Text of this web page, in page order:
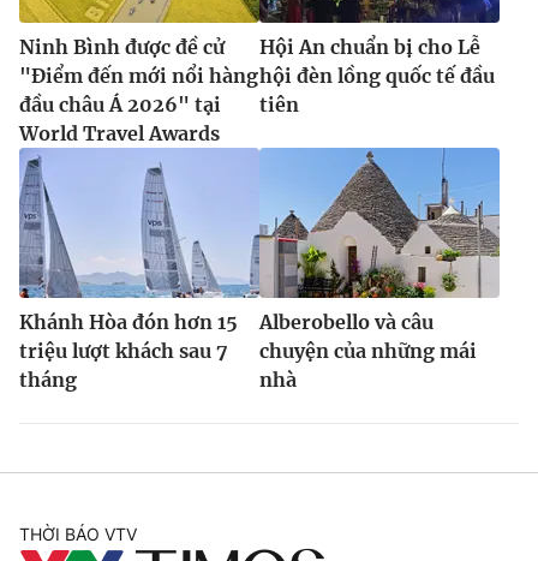
Ninh Bình được đề cử
"Điểm đến mới nổi hàng
đầu châu Á 2026" tại
World Travel Awards
Hội An chuẩn bị cho Lễ
hội đèn lồng quốc tế đầu
tiên
Khánh Hòa đón hơn 15
triệu lượt khách sau 7
tháng
Alberobello và câu
chuyện của những mái
nhà
THỜI BÁO VTV